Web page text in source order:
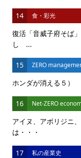
14 食・彩光
復活「音威子府そば
し ...
15 ZERO
ホンダが消える５）
16 Net-ZERO
アイヌ、アボリジニ
は・・・
17 私の産業史